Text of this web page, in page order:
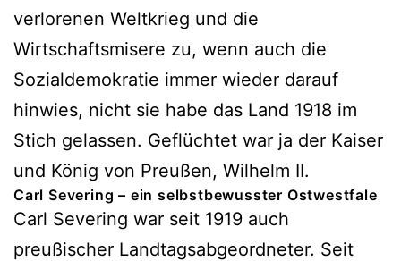
verlorenen Weltkrieg und die
Wirtschaftsmisere zu, wenn auch die
Sozialdemokratie immer wieder darauf
hinwies, nicht sie habe das Land 1918 im
Stich gelassen. Geflüchtet war ja der Kaiser
und König von Preußen, Wilhelm II.
Carl Severing – ein selbstbewusster Ostwestfale
Carl Severing war seit 1919 auch
preußischer Landtagsabgeordneter. Seit